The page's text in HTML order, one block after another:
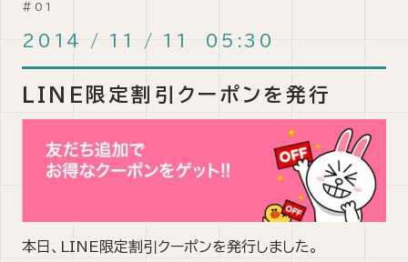
2014 / 11 / 11 05:30
LINE限定割引クーポンを発行
本日、LINE限定割引クーポンを発行しました。